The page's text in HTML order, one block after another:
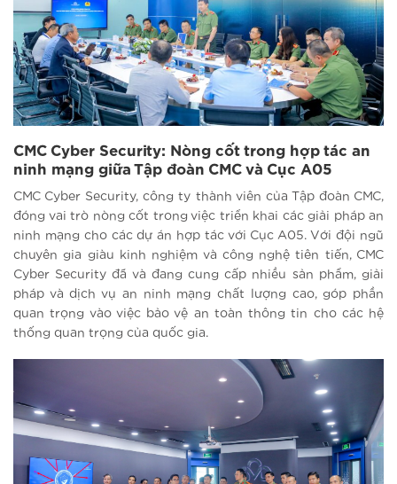
CMC Cyber Security: Nòng cốt trong hợp tác an
ninh mạng giữa Tập đoàn CMC và Cục A05
CMC Cyber Security, công ty thành viên của Tập đoàn CMC,
đóng vai trò nòng cốt trong việc triển khai các giải pháp an
ninh mạng cho các dự án hợp tác với Cục A05. Với đội ngũ
chuyên gia giàu kinh nghiệm và công nghệ tiên tiến, CMC
Cyber Security đã và đang cung cấp nhiều sản phẩm, giải
pháp và dịch vụ an ninh mạng chất lượng cao, góp phần
quan trọng vào việc bảo vệ an toàn thông tin cho các hệ
thống quan trọng của quốc gia.